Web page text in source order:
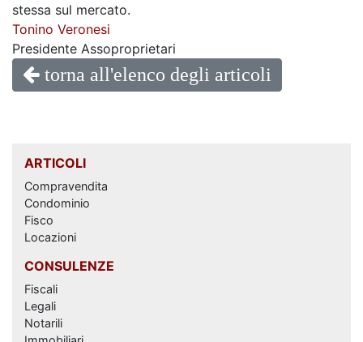
stessa sul mercato.
Tonino Veronesi
Presidente Assoproprietari
torna all'elenco degli articoli
ARTICOLI
Compravendita
Condominio
Fisco
Locazioni
CONSULENZE
Fiscali
Legali
Notarili